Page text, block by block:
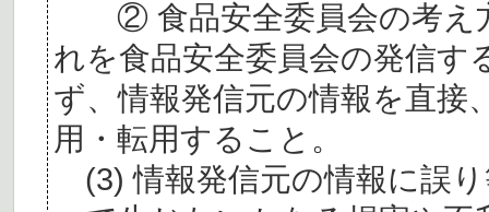
② 食品安全委員会の考え
れを食品安全委員会の発信す
ず、情報発信元の情報を直接
用・転用すること。
(3) 情報発信元の情報に誤